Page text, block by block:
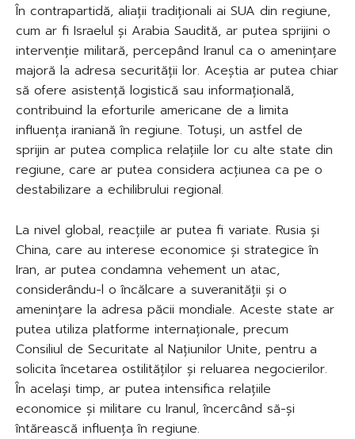
În contrapartidă, aliații tradiționali ai SUA din regiune,
cum ar fi Israelul și Arabia Saudită, ar putea sprijini o
intervenție militară, percepând Iranul ca o amenințare
majoră la adresa securității lor. Aceștia ar putea chiar
să ofere asistență logistică sau informațională,
contribuind la eforturile americane de a limita
influența iraniană în regiune. Totuși, un astfel de
sprijin ar putea complica relațiile lor cu alte state din
regiune, care ar putea considera acțiunea ca pe o
destabilizare a echilibrului regional.
La nivel global, reacțiile ar putea fi variate. Rusia și
China, care au interese economice și strategice în
Iran, ar putea condamna vehement un atac,
considerându-l o încălcare a suveranității și o
amenințare la adresa păcii mondiale. Aceste state ar
putea utiliza platforme internaționale, precum
Consiliul de Securitate al Națiunilor Unite, pentru a
solicita încetarea ostilităților și reluarea negocierilor.
În același timp, ar putea intensifica relațiile
economice și militare cu Iranul, încercând să-și
întărească influența în regiune.